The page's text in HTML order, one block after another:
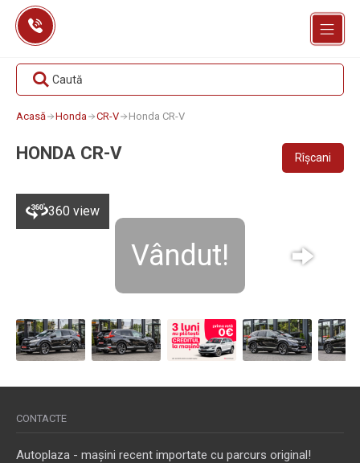
Skip
content
Caută
Acasă Honda CR-V Honda CR-V
HONDA CR-V Rîșcani
360 view
Vândut!
CONTACTE
Autoplaza - mașini recent importate cu parcurs original!